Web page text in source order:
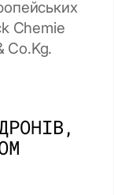
Chemie
Co.Kg.